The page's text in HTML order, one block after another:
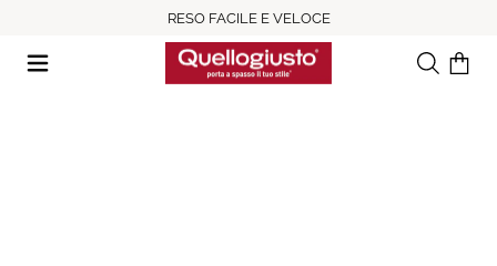
RESO FACILE E VELOCE
RicercaIl tuo